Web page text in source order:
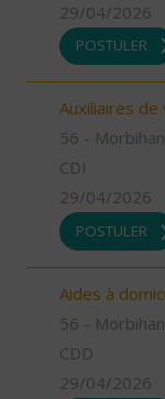
29/04/2026
POSTULER
Auxiliaires de
56 - Morbihan
CDI
29/04/2026
POSTULER
Aides à
56 - Morbihan
CDD
29/04/2026